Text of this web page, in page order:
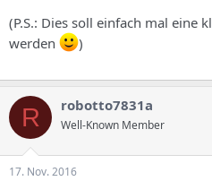
(P.S.: Dies soll einfach mal eine
werden
)
R robotto7831a
Well-Known Member
17. Nov. 2016